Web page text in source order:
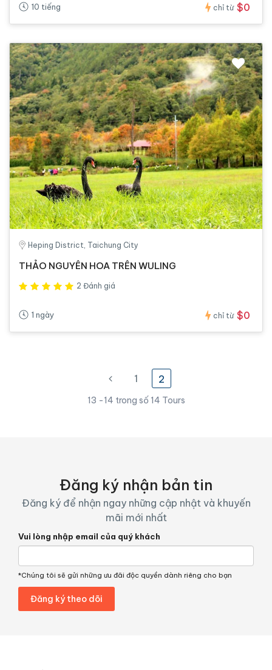
10 tiếng chỉ từ $0
Heping District, Taichung City
THẢO NGUYÊN HOA TRÊN WULING
2 Đánh giá
1 ngày chỉ từ $0
1 2
13 -14 trong số 14 Tours
Đăng ký nhận bản tin
Đăng ký để nhận ngay những cập nhật và khuyến
mãi mới nhất
Vui lòng nhập email của quý khách
*Chúng tôi sẽ gửi những ưu đãi độc quyền dành riêng cho bạn